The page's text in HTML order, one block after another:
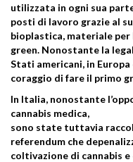
utilizzata in ogni sua
posti di lavoro grazie al
bioplastica, materiale
green. Nonostante la
Stati americani, in Europa
coraggio di fare il primo
In Italia, nonostante
cannabis medica,
sono state tuttavia
referendum che
coltivazione di cannabis